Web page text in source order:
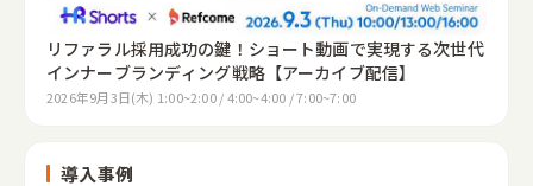
リファラル採用成功の鍵！ショート動画で実現する次世代
インナーブランディング戦略【アーカイブ配信】
2026年9月3日(木) 1:00~2:00 / 4:00~4:00 / 7:00~7:00
導入事例